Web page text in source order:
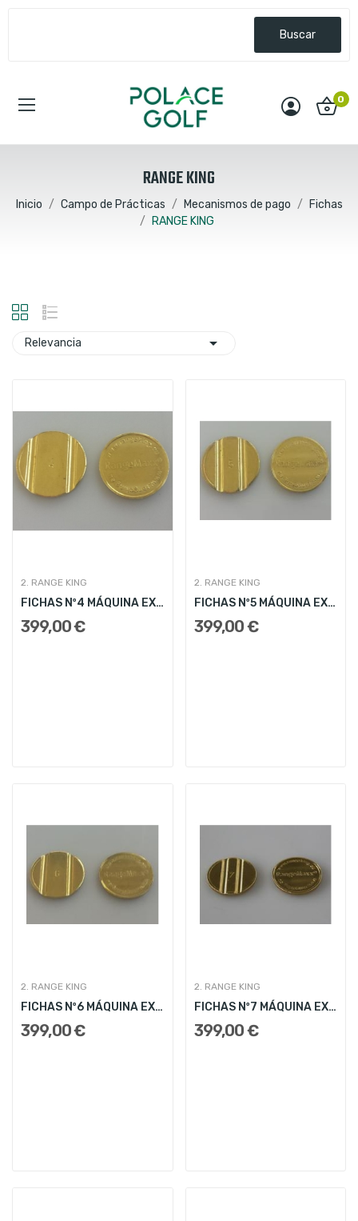
Buscar
0
RANGE KING
Inicio Campo de Prácticas Mecanismos de pago
Fichas
RANGE KING
Relevancia 
2. RANGE KING
FICHAS Nº4 MÁQUINA EXPENDEDORA RANGE KING
399,00 €
2. RANGE KING
FICHAS Nº5 MÁQUINA EXPENDEDORA RANGE KING
399,00 €
2. RANGE KING
FICHAS Nº6 MÁQUINA EXPENDEDORA RANGE KING
399,00 €
2. RANGE KING
FICHAS Nº7 MÁQUINA EXPENDEDORA RANGE KING
399,00 €